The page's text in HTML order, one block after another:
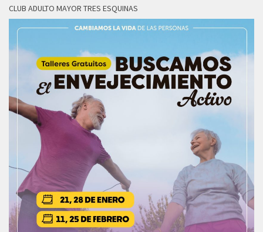
CLUB ADULTO MAYOR TRES ESQUINAS